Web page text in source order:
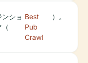
ショ Best
Pub
Crawl
）。